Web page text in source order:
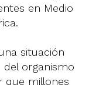
en Medio
situación
del organismo
que millones